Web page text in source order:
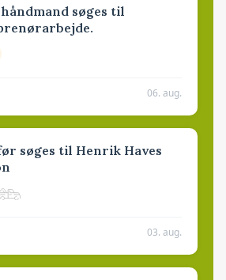
søges til
06. aug.
søges til Henrik Haves
03. aug.